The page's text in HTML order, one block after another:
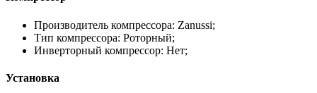
Производитель компрессора: Zanussi;
Тип компрессора: Роторный;
Инверторный компрессор: Нет;
Установка